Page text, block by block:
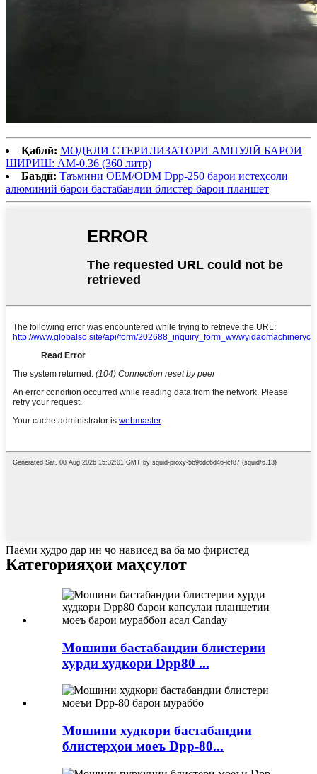
Қаблӣ: МОДЕЛИ СТЕРИЛИЗАТОРИ АМПУЛӢ БАРОИ
ШИРИШ: AM-0.36 (360 литр)
Баъдӣ: Таъмини OEM/ODM Dpp-250 барои истеҳсоли
алюминий барои бастабандии блистер барои планшет
Паёми худро дар ин ҷо нависед ва ба мо фиристед
Категорияҳои маҳсулот
Мошини бастабандии блистерии
хурди худкори Dpp80 ...
Мошини худкори бастабандии
блистерҳои моеъ Dpp-80...